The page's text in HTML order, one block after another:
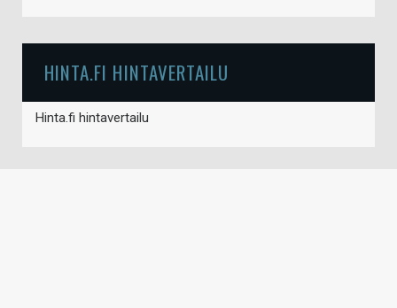
HINTA.FI HINTAVERTAILU
Hinta.fi hintavertailu